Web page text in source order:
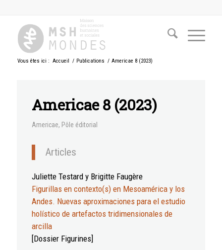
Vous êtes ici : Accueil / Publications / Americae 8 (2023)
Americae 8 (2023)
Americae, Pôle éditorial
Articles
Juliette Testard y Brigitte Faugère
Figurillas en contexto(s) en Mesoamérica y los
Andes. Nuevas aproximaciones para el estudio
holístico de artefactos tridimensionales de
arcilla
[Dossier Figurines]